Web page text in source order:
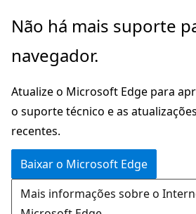
Pular
o
principal
Ignore
passe
a
navegação
na
página
Não há mais suporte
navegador.
Atualize o Microsoft Edge para
o suporte técnico e as
recentes.
Baixar o Microsoft Edge
Mais informações sobre o